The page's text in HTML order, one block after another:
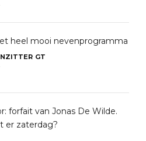
heel mooi nevenprogramma
GT
forfait van Jonas De Wilde.
er zaterdag?